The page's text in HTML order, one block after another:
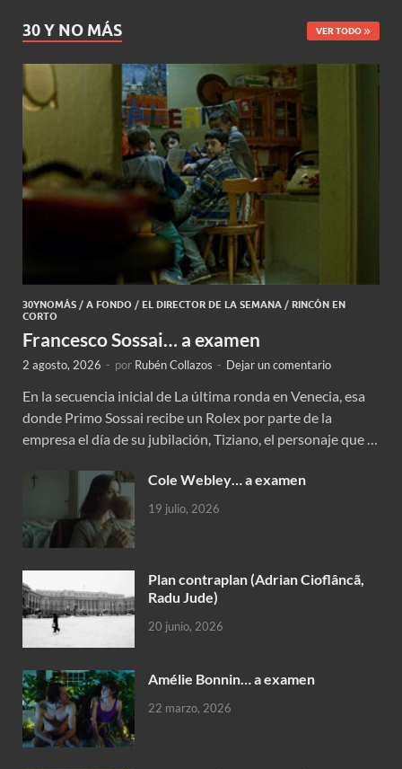
30 Y NO MÁS VER TODO
30YNOMÁS / A FONDO / EL DIRECTOR DE LA SEMANA / RINCÓN EN
CORTO
Francesco Sossai… a examen
2 agosto, 2026 - por Rubén Collazos - Dejar un comentario
En la secuencia inicial de La última ronda en Venecia, esa
donde Primo Sossai recibe un Rolex por parte de la
empresa el día de su jubilación, Tiziano, el personaje que …
Cole Webley… a examen
19 julio, 2026
Plan contraplan (Adrian Cioflâncã,
Radu Jude)
20 junio, 2026
Amélie Bonnin… a examen
22 marzo, 2026